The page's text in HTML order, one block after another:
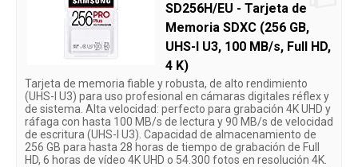
SD256H/EU - Tarjeta de
Memoria SDXC (256 GB,
UHS-I U3, 100 MB/s, Full HD,
4 K)
Tarjeta de memoria fiable y robusta, de alto rendimiento
(UHS-I U3) para uso profesional en cámaras digitales réflex y
de sistema. Alta velocidad: perfecto para grabación 4K UHD y
ráfaga con hasta 100 MB/s de lectura y 90 MB/s de velocidad
de escritura (UHS-I U3). Capacidad de almacenamiento de
256 GB para hasta 28 horas de tiempo de grabación de Full
HD, 6 horas de vídeo 4K UHD o 54.300 fotos en resolución 4K.